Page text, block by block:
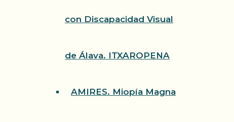
con Discapacidad Visual
de Álava. ITXAROPENA
AMIRES. Miopía Magna